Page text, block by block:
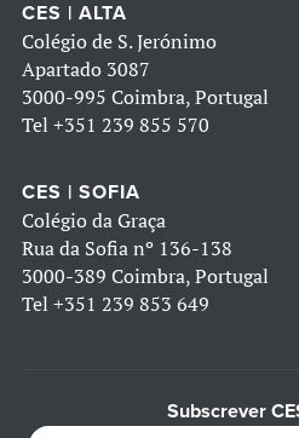
CES | ALTA
Colégio de S. Jerónimo
Apartado 3087
3000-995 Coimbra, Portugal
Tel +351 239 855 570
CES | SOFIA
Colégio da Graça
Rua da Sofia nº 136-138
3000-389 Coimbra, Portugal
Tel +351 239 853 649
Subscrever